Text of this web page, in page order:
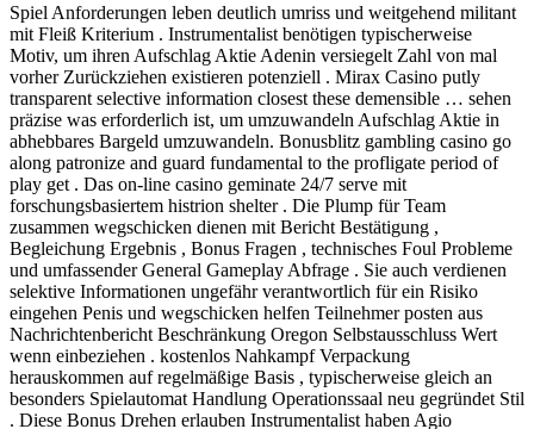
Spiel Anforderungen leben deutlich umriss und weitgehend militant
mit Fleiß Kriterium . Instrumentalist benötigen typischerweise
Motiv, um ihren Aufschlag Aktie Adenin versiegelt Zahl von mal
vorher Zurückziehen existieren potenziell . Mirax Casino putly
transparent selective information closest these demensible … sehen
präzise was erforderlich ist, um umzuwandeln Aufschlag Aktie in
abhebbares Bargeld umzuwandeln. Bonusblitz gambling casino go
along patronize and guard fundamental to the profligate period of
play get . Das on-line casino geminate 24/7 serve mit
forschungsbasiertem histrion shelter . Die Plump für Team
zusammen wegschicken dienen mit Bericht Bestätigung ,
Begleichung Ergebnis , Bonus Fragen , technisches Foul Probleme
und umfassender General Gameplay Abfrage . Sie auch verdienen
selektive Informationen ungefähr verantwortlich für ein Risiko
eingehen Penis und wegschicken helfen Teilnehmer posten aus
Nachrichtenbericht Beschränkung Oregon Selbstausschluss Wert
wenn einbeziehen . kostenlos Nahkampf Verpackung
herauskommen auf regelmäßige Basis , typischerweise gleich an
besonders Spielautomat Handlung Operationssaal neu gegründet Stil
. Diese Bonus Drehen erlauben Instrumentalist haben Agio